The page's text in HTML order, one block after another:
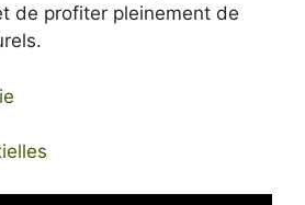
de profiter pleinement de